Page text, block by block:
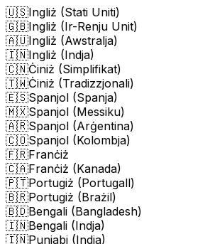
🇺🇸Ingliż (Stati Uniti)
🇬🇧Ingliż (Ir-Renju Unit)
🇦🇺Ingliż (Awstralja)
🇮🇳Ingliż (Indja)
🇨🇳Ċiniż (Simplifikat)
🇹🇼Ċiniż (Tradizzjonali)
🇪🇸Spanjol (Spanja)
🇲🇽Spanjol (Messiku)
🇦🇷Spanjol (Arġentina)
🇨🇴Spanjol (Kolombja)
🇫🇷Franċiż
🇨🇦Franċiż (Kanada)
🇵🇹Portugiż (Portugall)
🇧🇷Portugiż (Brażil)
🇧🇩Bengali (Bangladesh)
🇮🇳Bengali (Indja)
🇮🇳Punjabi (Indja)